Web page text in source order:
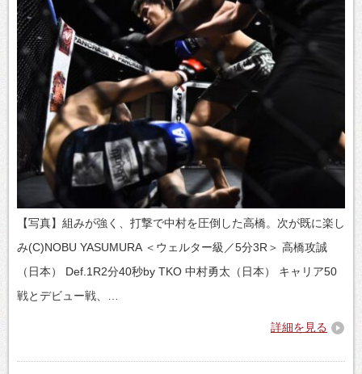
【写真】組みが強く、打撃で中村を圧倒した高橋。次が既に楽し
み(C)NOBU YASUMURA ＜ウェルター級／5分3R＞ 高橋攻誠
（日本） Def.1R2分40秒by TKO 中村勇太（日本） キャリア50
戦とデビュー戦、…
詳細を見る